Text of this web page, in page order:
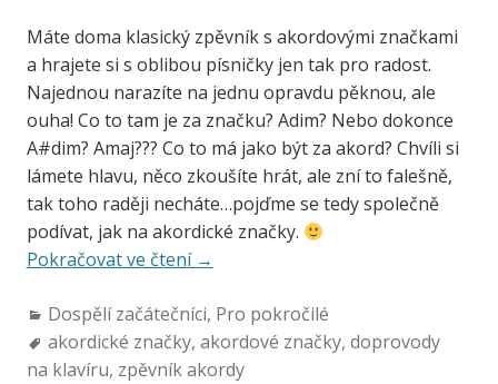
Máte doma klasický zpěvník s akordovými značkami
a hrajete si s oblibou písničky jen tak pro radost.
Najednou narazíte na jednu opravdu pěknou, ale
ouha! Co to tam je za značku? Adim? Nebo dokonce
A#dim? Amaj??? Co to má jako být za akord? Chvíli si
lámete hlavu, něco zkoušíte hrát, ale zní to falešně,
tak toho raději necháte…pojďme se tedy společně
podívat, jak na akordické značky.
Pokračovat ve čtení →
Dospělí začátečníci, Pro pokročilé
akordické značky, akordové značky, doprovody
na klavíru, zpěvník akordy